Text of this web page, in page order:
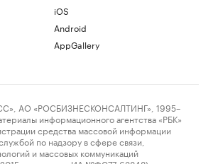
iOS
Android
AppGallery
АО «РОСБИЗНЕСКОНСАЛТИНГ», 1995–
информационного агентства «РБК»
средства массовой информации
по надзору в сфере связи,
и массовых коммуникаций